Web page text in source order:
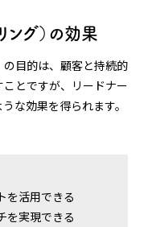
ング）の効果
目的は、顧客と持続的
とですが、リードナー
な効果を得られます。
を活用できる
を実現できる